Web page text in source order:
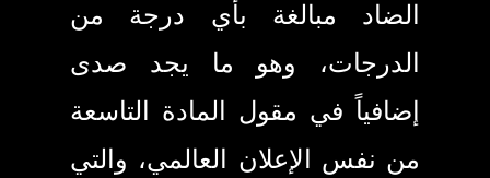
الضاد مبالغة بأي درجة من
الدرجات، وهو ما يجد صدى
إضافياً في مقول المادة التاسعة
من نفس الإعلان العالمي، والتي